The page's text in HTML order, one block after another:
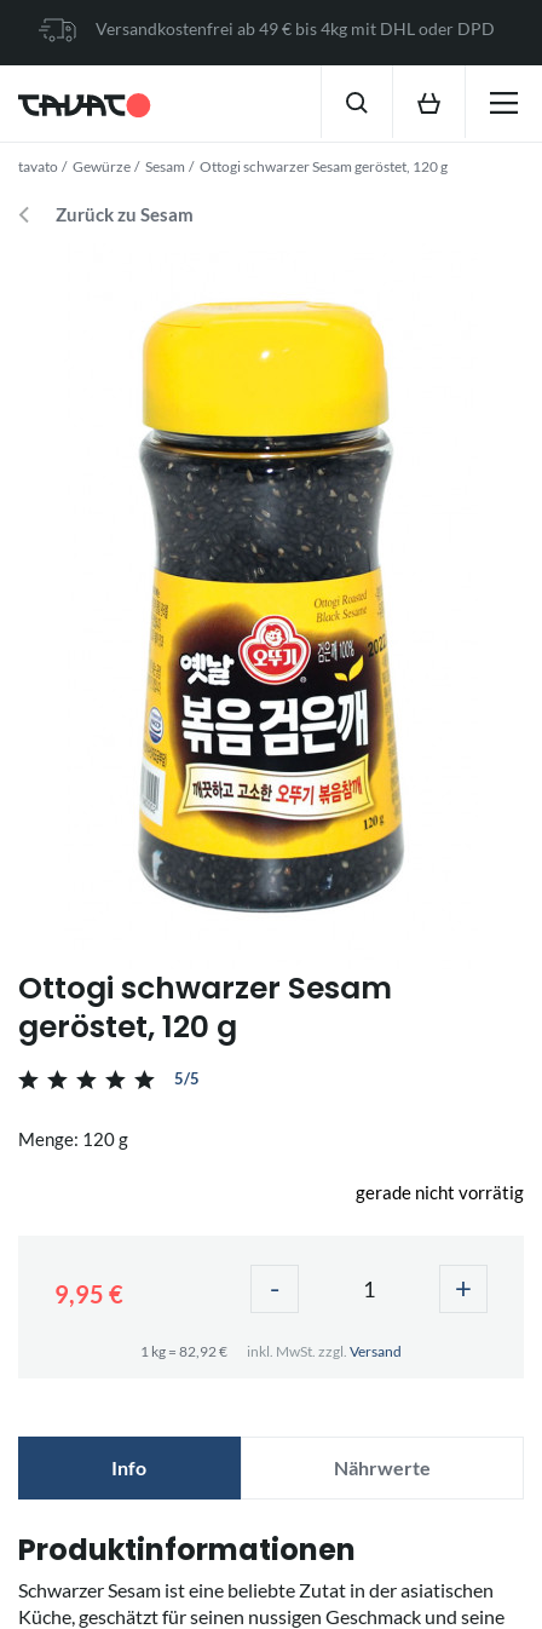
Versandkostenfrei ab 49 € bis 4kg mit DHL oder DPD
tavato Gewürze Sesam Ottogi schwarzer Sesam geröstet, 120 g
Zurück zu Sesam
Ottogi schwarzer Sesam
geröstet, 120 g
5/5
Menge: 120 g
gerade nicht vorrätig
9,95 € - +
1 kg = 82,92 € inkl. MwSt. zzgl. Versand
Info Nährwerte
Produktinformationen
Schwarzer Sesam ist eine beliebte Zutat in der asiatischen
Küche, geschätzt für seinen nussigen Geschmack und seine